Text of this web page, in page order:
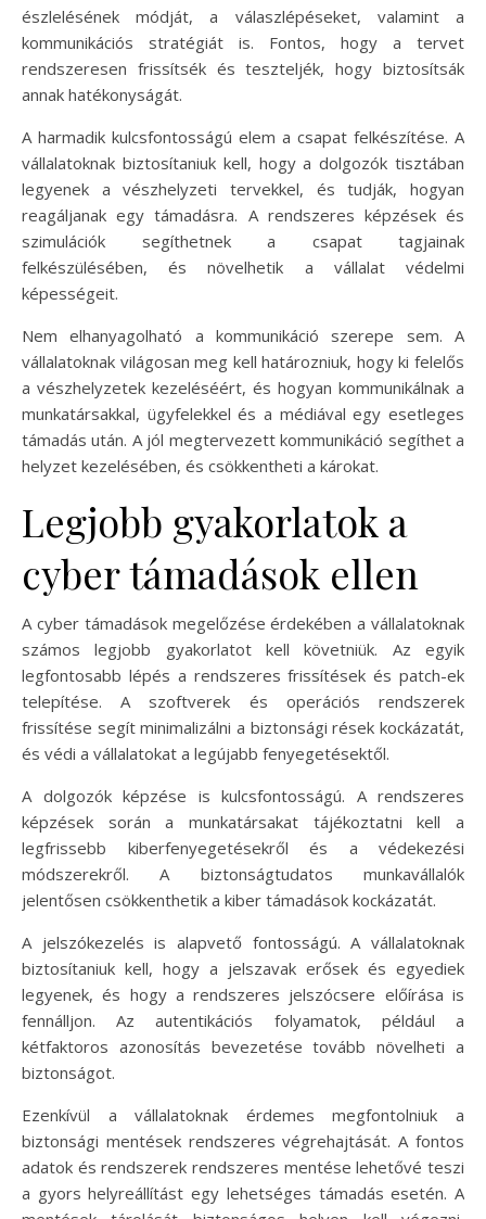
észlelésének módját, a válaszlépéseket, valamint a
kommunikációs stratégiát is. Fontos, hogy a tervet
rendszeresen frissítsék és teszteljék, hogy biztosítsák
annak hatékonyságát.
A harmadik kulcsfontosságú elem a csapat felkészítése. A
vállalatoknak biztosítaniuk kell, hogy a dolgozók tisztában
legyenek a vészhelyzeti tervekkel, és tudják, hogyan
reagáljanak egy támadásra. A rendszeres képzések és
szimulációk segíthetnek a csapat tagjainak
felkészülésében, és növelhetik a vállalat védelmi
képességeit.
Nem elhanyagolható a kommunikáció szerepe sem. A
vállalatoknak világosan meg kell határozniuk, hogy ki felelős
a vészhelyzetek kezeléséért, és hogyan kommunikálnak a
munkatársakkal, ügyfelekkel és a médiával egy esetleges
támadás után. A jól megtervezett kommunikáció segíthet a
helyzet kezelésében, és csökkentheti a károkat.
Legjobb gyakorlatok a
cyber támadások ellen
A cyber támadások megelőzése érdekében a vállalatoknak
számos legjobb gyakorlatot kell követniük. Az egyik
legfontosabb lépés a rendszeres frissítések és patch-ek
telepítése. A szoftverek és operációs rendszerek
frissítése segít minimalizálni a biztonsági rések kockázatát,
és védi a vállalatokat a legújabb fenyegetésektől.
A dolgozók képzése is kulcsfontosságú. A rendszeres
képzések során a munkatársakat tájékoztatni kell a
legfrissebb kiberfenyegetésekről és a védekezési
módszerekről. A biztonságtudatos munkavállalók
jelentősen csökkenthetik a kiber támadások kockázatát.
A jelszókezelés is alapvető fontosságú. A vállalatoknak
biztosítaniuk kell, hogy a jelszavak erősek és egyediek
legyenek, és hogy a rendszeres jelszócsere előírása is
fennálljon. Az autentikációs folyamatok, például a
kétfaktoros azonosítás bevezetése tovább növelheti a
biztonságot.
Ezenkívül a vállalatoknak érdemes megfontolniuk a
biztonsági mentések rendszeres végrehajtását. A fontos
adatok és rendszerek rendszeres mentése lehetővé teszi
a gyors helyreállítást egy lehetséges támadás esetén. A